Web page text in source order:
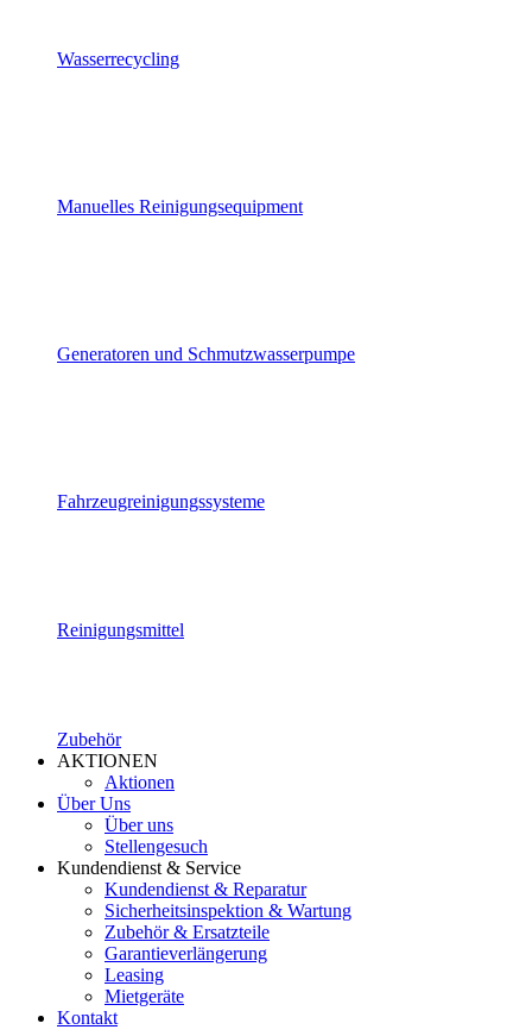
Wasserrecycling
Manuelles Reinigungsequipment
Generatoren und Schmutzwasserpumpe
Fahrzeugreinigungssysteme
Reinigungsmittel
Zubehör
AKTIONEN
Aktionen
Über Uns
Über uns
Stellengesuch
Kundendienst & Service
Kundendienst & Reparatur
Sicherheitsinspektion & Wartung
Zubehör & Ersatzteile
Garantieverlängerung
Leasing
Mietgeräte
Kontakt